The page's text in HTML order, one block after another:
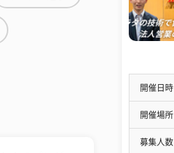
開催日時
開催場所
募集人数